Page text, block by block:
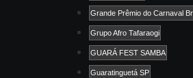
Grande Prêmio do Carnaval
Grupo Afro Tafaraogi
GUARÁ FEST SAMBA
Guaratinguetá SP